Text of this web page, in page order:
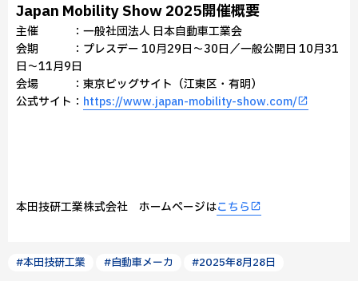
Japan Mobility Show 2025開催概要
主催 ：一般社団法人 日本自動車工業会
会期 ：プレスデー 10月29日～30日／一般公開日 10月31
日～11月9日
会場 ：東京ビッグサイト（江東区・有明）
公式サイト： https://www.japan-mobility-show.com/
本田技研工業株式会社 ホームページはこちら
#本田技研工業 #自動車メーカ #2025年8月28日